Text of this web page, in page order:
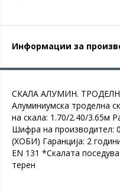
Информации за
СКАЛА АЛУМИН.
Алуминиумска троделна
на скала: 1.70/2.40/3.65м
Шифра на производител:
(ХОБИ) Гаранција: 2
EN 131 *Скалата
терен